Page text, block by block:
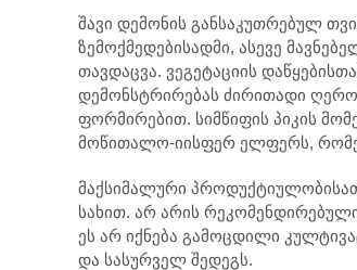
შავი დემონის განსაკუთრებულ
ზემოქმედებისადმი, ასევე
თავდაცვა. ვეგეტაციის
დემონსტრირებას ძირითადი
ფორმირებით. სიმწიფის პიკის
მოწითალო-იისფერ ელფერს,
მაქსიმალური
სახით. არ არის
ეს არ იქნება გამოცდილი
და სასურველ შედეგს.